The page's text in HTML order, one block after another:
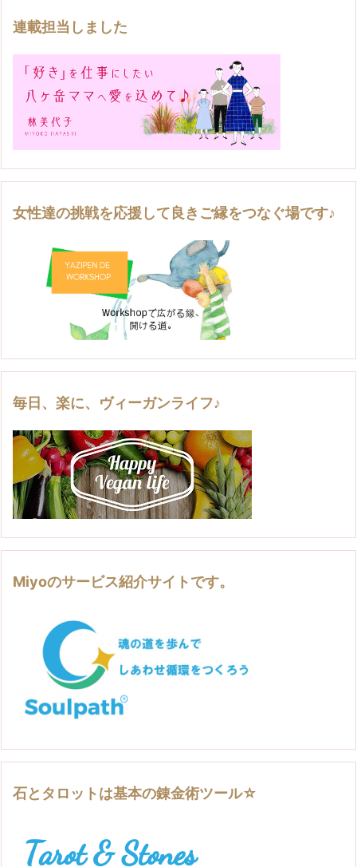
連載担当しました
女性達の挑戦を応援して良きご縁をつなぐ場です♪
毎日、楽に、ヴィーガンライフ♪
Miyoのサービス紹介サイトです。
石とタロットは基本の錬金術ツール☆